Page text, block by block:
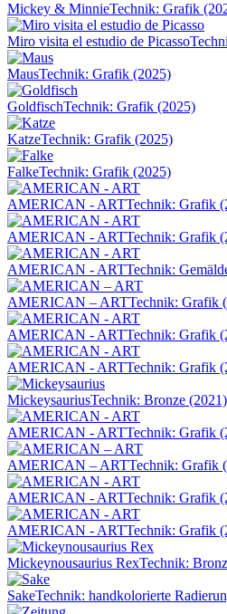
Mickey & MinnieTechnik: Grafik
Miro visita el estudio de Picasso
MausTechnik: Grafik (2025)
GoldfischTechnik: Grafik (2025)
KatzeTechnik: Grafik (2025)
FalkeTechnik: Grafik (2025)
AMERICAN - ARTTechnik: Grafik
AMERICAN - ARTTechnik: Grafik
AMERICAN - ARTTechnik:
AMERICAN – ARTTechnik: Grafik
AMERICAN - ARTTechnik: Grafik
AMERICAN - ARTTechnik: Grafik
MickeysauriusTechnik: Bronze (2021)
AMERICAN - ARTTechnik: Grafik
AMERICAN – ARTTechnik: Grafik
AMERICAN - ARTTechnik: Grafik
AMERICAN - ARTTechnik: Grafik
Mickeynousaurius RexTechnik:
SakeTechnik: handkolorierte